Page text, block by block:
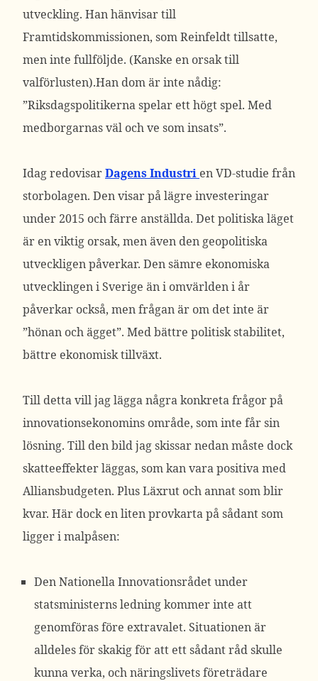
utveckling. Han hänvisar till
Framtidskommissionen, som Reinfeldt tillsatte,
men inte fullföljde. (Kanske en orsak till
valförlusten).Han dom är inte nådig:
”Riksdagspolitikerna spelar ett högt spel. Med
medborgarnas väl och ve som insats”.
Idag redovisarDagens Industri en VD-studie från
storbolagen. Den visar på lägre investeringar
under 2015 och färre anställda. Det politiska läget
är en viktig orsak, men även den geopolitiska
utveckligen påverkar. Den sämre ekonomiska
utvecklingen i Sverige än i omvärlden i år
påverkar också, men frågan är om det inte är
”hönan och ägget”. Med bättre politisk stabilitet,
bättre ekonomisk tillväxt.
Till detta vill jag lägga några konkreta frågor på
innovationsekonomins område, som inte får sin
lösning. Till den bild jag skissar nedan måste dock
skatteeffekter läggas, som kan vara positiva med
Alliansbudgeten. Plus Läxrut och annat som blir
kvar. Här dock en liten provkarta på sådant som
ligger i malpåsen:
DenNationella Innovationsrådetunder
statsministerns ledning kommer inte att
genomföras före extravalet. Situationen är
alldeles för skakig för att ett sådant råd skulle
kunna verka, och näringslivets företrädare